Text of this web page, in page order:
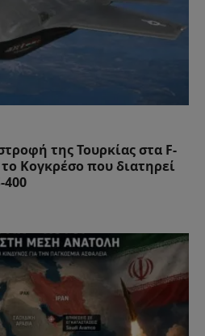
της Τουρκίας στα F-
Κογκρέσο που διατηρεί
400